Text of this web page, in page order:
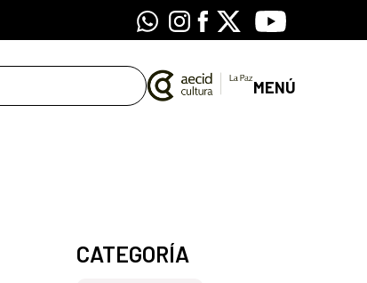
WhatsappInstagram
Facebook
X Youtube
MENÚ
CATEGORÍA